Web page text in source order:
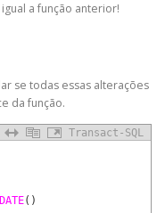
a função anterior!
se todas essas alterações
da função.
Transact-SQL
( )